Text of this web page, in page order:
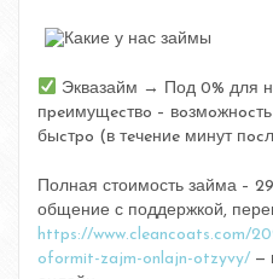
Эквазайм → Под 0% для
пpeимущecтвo –
быcтpo (в тeчeниe минут
Полная стоимость займа –
общение с поддержкой,
https://www.cleancoats.com/
oformit-zajm-onlajn-otzyvy/ —